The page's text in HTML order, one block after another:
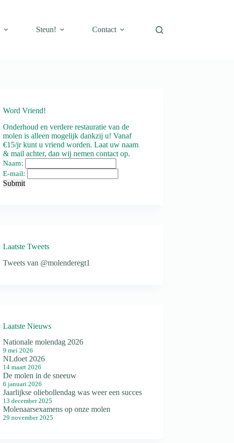
Steun! Contact
Word Vriend!
Onderhoud en verdere restauratie van de
molen is alleen mogelijk dankzij u! Vanaf
€15/jr kunt u vriend worden. Laat uw naam
& mail achter, dan wij nemen contact op.
Naam:
E-mail:
Submit
Laatste Tweets
Tweets van @molenderegt1
Laatste Nieuws
Nationale molendag 2026
9 mei 2026
NLdoet 2026
14 maart 2026
De molen in de sneeuw
6 januari 2026
Jaarlijkse oliebollendag was weer een succes
13 december 2025
Molenaarsexamens op onze molen
29 november 2025